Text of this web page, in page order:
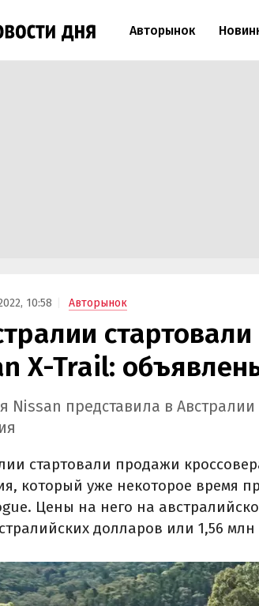
Авторынок
10:58 Авторынок
X-Trail:
Nissan представила в
стартовали продажи
который уже некоторое время
Цены на него на
долларов или 1,56